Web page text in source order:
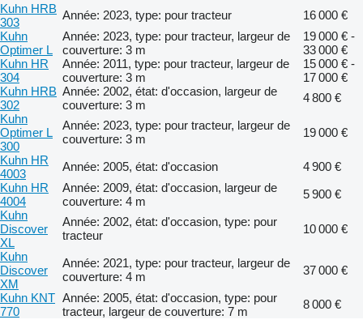
Kuhn HRB
303
Année: 2023, type: pour tracteur
16 000 €
Kuhn
Optimer L
Année: 2023, type: pour tracteur, largeur de
couverture: 3 m
19 000 € -
33 000 €
Kuhn HR
304
Année: 2011, type: pour tracteur, largeur de
couverture: 3 m
15 000 € -
17 000 €
Kuhn HRB
302
Année: 2002, état: d'occasion, largeur de
couverture: 3 m
4 800 €
Kuhn
Optimer L
300
Année: 2023, type: pour tracteur, largeur de
couverture: 3 m
19 000 €
Kuhn HR
4003
Année: 2005, état: d'occasion
4 900 €
Kuhn HR
4004
Année: 2009, état: d'occasion, largeur de
couverture: 4 m
5 900 €
Kuhn
Discover
XL
Année: 2002, état: d'occasion, type: pour
tracteur
10 000 €
Kuhn
Discover
XM
Année: 2021, type: pour tracteur, largeur de
couverture: 4 m
37 000 €
Kuhn KNT
770
Année: 2005, état: d'occasion, type: pour
tracteur, largeur de couverture: 7 m
8 000 €